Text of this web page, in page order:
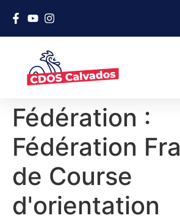
Fédération :
Fédération
de Course
d'orientation